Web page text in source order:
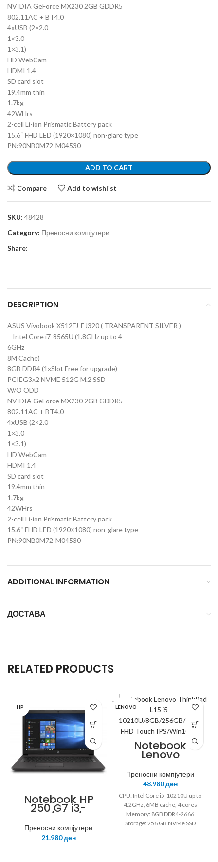
NVIDIA GeForce MX230 2GB GDDR5
802.11AC + BT4.0
4xUSB (2×2.0
1×3.0
1×3.1)
HD WebCam
HDMI 1.4
SD card slot
19.4mm thin
1.7kg
42WHrs
2-cell Li-ion Prismatic Battery pack
15.6“ FHD LED (1920×1080) non-glare type
PN:90NB0M72-M04530
ADD TO CART
Compare Add to wishlist
SKU: 48428
Category: Преносни компјутери
Share:
DESCRIPTION
ASUS Vivobook X512FJ-EJ320 ( TRANSPARENT SILVER )
– Intel Core i7-8565U (1.8GHz up to 4
6GHz
8M Cache)
8GB DDR4 (1xSlot Free for upgrade)
PCIEG3x2 NVME 512G M.2 SSD
W/O ODD
NVIDIA GeForce MX230 2GB GDDR5
802.11AC + BT4.0
4xUSB (2×2.0
1×3.0
1×3.1)
HD WebCam
HDMI 1.4
SD card slot
19.4mm thin
1.7kg
42WHrs
2-cell Li-ion Prismatic Battery pack
15.6“ FHD LED (1920×1080) non-glare type
PN:90NB0M72-M04530
ADDITIONAL INFORMATION
ДОСТАВА
RELATED PRODUCTS
HP
Notebook HP
250 G7 i3-
7020U/4GB/256
GB SSD/15.6“
FullHD/GigaLAN
/TPM/Black/DV
Преносни компјутери
21.980ден
LENOVO
Notebook
Lenovo
ThinkPad L15
i5-
10210U/8GB/25
6GB/15.6“ FHD
Touch
IPS/Win10Pro
Преносни компјутери
48.980ден
CPU: Intel Core i5-10210U up to
4.2GHz, 6MB cache, 4 cores
Memory: 8GB DDR4-2666
Storage: 256 GB NVMe SSD